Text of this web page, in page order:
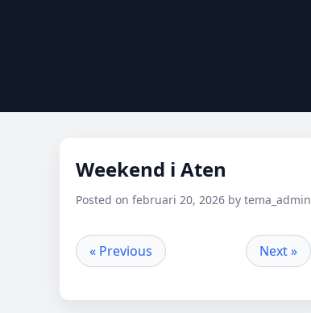
Weekend i Aten
Posted on februari 20, 2026 by tema_admin
« Previous Next »